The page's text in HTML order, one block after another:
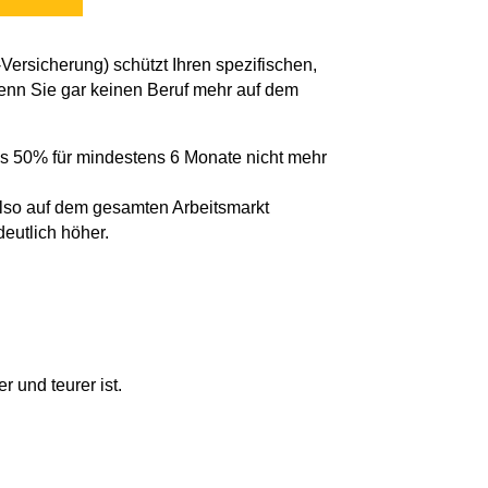
schützt Ihren spezifischen,
Sie gar keinen Beruf mehr auf dem
50% für mindestens 6 Monate nicht mehr
auf dem gesamten Arbeitsmarkt
höher.
und teurer ist.